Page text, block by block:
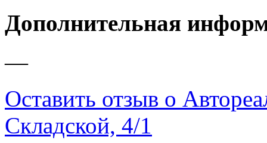
Дополнительная
—
Оставить отзыв о
Складской, 4/1